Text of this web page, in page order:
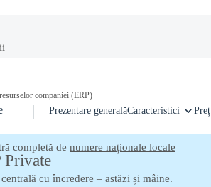
completă de numere naționale locale
companiei (ERP)
Prezentare generalăCaracteristici
Private
cu încredere – astăzi și mâine.